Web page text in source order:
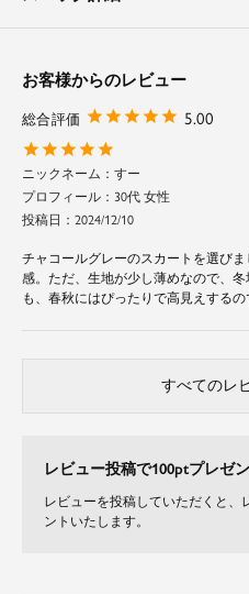
ジャケットとパンツ、スカートは共
徴のツイル素材。
縦にも横にも伸びるストレッチ性が
快適！
ご自宅で洗って頂けるイージーケア
ジャケット、スカートは裏地が付い
ます。
お客様からのレビュー
5.00
すー
30代 女性
投稿日
2024/12/10
チャコールグレーのスカートを選び
感。ただ、生地が少し薄めなので、
も、春秋にはぴったりで高見えするの
すべてのレ
レビュー投稿で100ptプレゼ
レビューを投稿していただくと、
ントいたします。